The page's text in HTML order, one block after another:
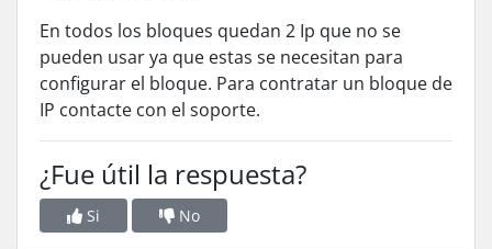
En todos los bloques quedan 2 Ip que no se
pueden usar ya que estas se necesitan para
configurar el bloque. Para contratar un bloque de
IP contacte con el soporte.
¿Fue útil la respuesta?
Si No